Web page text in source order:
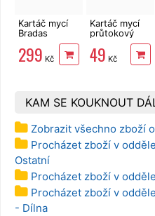
Kartáč mycí
Bradas
teleskopický
110-160 cm
299 Kč
Kartáč mycí
průtokový
49 Kč
KAM SE KOUKNOUT
Zobrazit všechno zboží
Procházet zboží v
Ostatní
Procházet zboží v
Procházet zboží v
- Dílna